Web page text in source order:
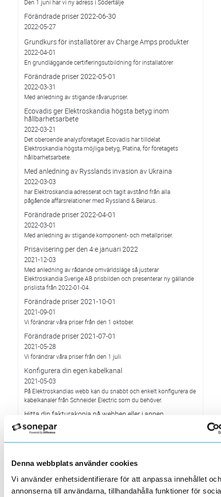
Denna webbplats använder cookies
Vi använder enhetsidentifierare för att anpassa innehållet och
annonserna till användarna, tillhandahålla funktioner för
Den 1 juni har vi ny adress i Södertälje
Förändrade priser 2022-06-30
2022-05-27
Grundkurs för installatörer av Charge Amps produkter
2022-04-01
En grundläggande certifieringsutbildning för installatörer
Förändrade priser 2022-05-01
2022-03-31
Med anledning av stigande råvarupriser.
Ecovadis ger Elektroskandia högsta betyg inom
hållbarhetsarbete
2022-03-21
Det oberoende analysföretaget Ecovadis har tilldelat
Elektroskandia högsta möjliga betyg, Platina, för företagets
hållbarhetsarbete.
Med anledning av Rysslands invasion av Ukraina
2022-03-03
har Elektroskandia adresserat och tagit avstånd från alla
pågående affärsrelationer med Ryssland & Belarus.
Förändrade priser 2022-04-01
2022-03-01
Med anledning av stigande komponent- och metallpriser.
Prisavisering per den 4:e januari 2022
2021-12-03
Med anledning av rådande omvärldsläge så justerar
Elektroskandia Sverige AB prisbilden och presenterar ny gällande
prislista från 2022-01-04.
Förändrade priser 2021-10-01
2021-09-01
Vi förändrar våra priser från den 1 oktober.
Förändrade priser 2021-07-01
2021-05-28
Vi förändrar våra priser från den 1 juli.
Konfigurera din egen kabelkanal
2021-05-03
På Elektroskandias webb kan du snabbt och enkelt konfigurera de
kabelkanaler från Schneider Electric som du behöver.
Hitta din fakturakopia på webben eller i appen
2021-04-07
Behöver du kopia av en faktura från Elektroskandia så hittar du
den enkelt på elektroskandia.se eller i Elektro­skandia-appen.
2021-02-26
Med anledning av stigande metallpriser
Visa kundnetto i webbshopen